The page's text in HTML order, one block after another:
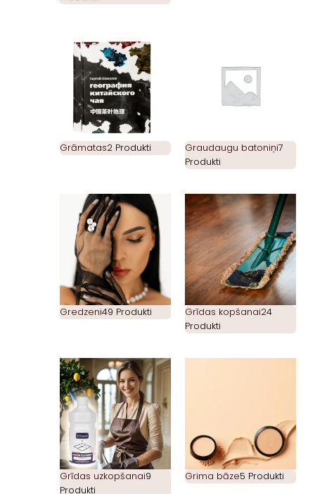
Grāmatas2 Produkti Graudaugu batoniņi7
Produkti
Gredzeni49 Produkti Grīdas kopšanai24
Produkti
Grīdas uzkopšanai9
Produkti
Grima bāze5 Produkti